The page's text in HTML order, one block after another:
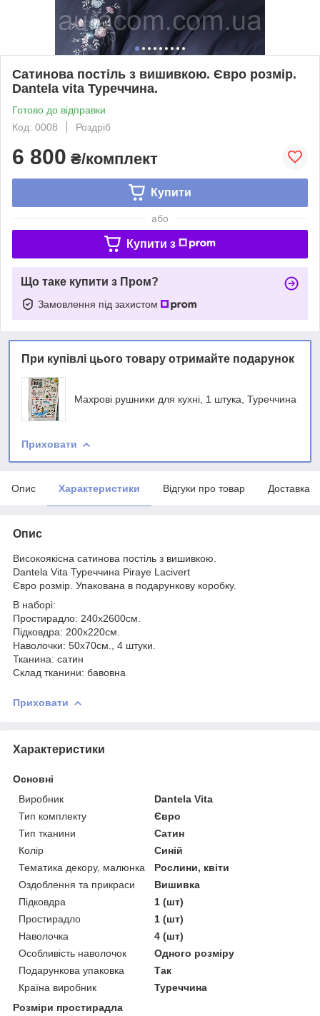
Сатинова постіль з вишивкою. Євро розмір.
Dantela vita Туреччина.
Готово до відправки
Код: 0008
Роздріб
6 800 ₴/комплект
Купити
або
Купити з
Що таке купити з Пром?
Замовлення під захистом
При купівлі цього товару отримайте подарунок
Махрові рушники для кухні, 1 штука, Туреччина
Приховати
Опис Характеристики Відгуки про товар Доставка
Опис
Високоякісна сатинова постіль з вишивкою.
Dantela Vita Туреччина Piraye Lacivert
Євро розмір. Упакована в подарункову коробку.
В наборі:
Простирадло: 240х2600см.
Підковдра: 200х220см.
Наволочки: 50х70см., 4 штуки.
Тканина: сатин
Склад тканини: бавовна
Приховати
Характеристики
Основні
Виробник
Dantela Vita
Тип комплекту
Євро
Тип тканини
Сатин
Колір
Синій
Тематика декору, малюнка
Рослини, квіти
Оздоблення та прикраси
Вишивка
Підковдра
1 (шт)
Простирадло
1 (шт)
Наволочка
4 (шт)
Особливість наволочок
Одного розміру
Подарункова упаковка
Так
Країна виробник
Туреччина
Розміри простирадла